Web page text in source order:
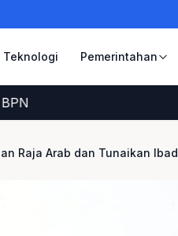
Teknologi Pemerintahan
Raja Arab dan Tunaikan